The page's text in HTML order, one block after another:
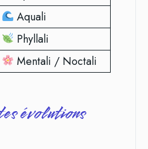
Aquali
Phyllali
Mentali / Noctali
évolutions